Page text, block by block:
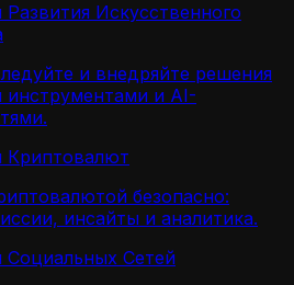
Искусственного
и внедряйте решения
и AI-
Криптовалют
безопасно:
инсайты и аналитика.
Социальных Сетей